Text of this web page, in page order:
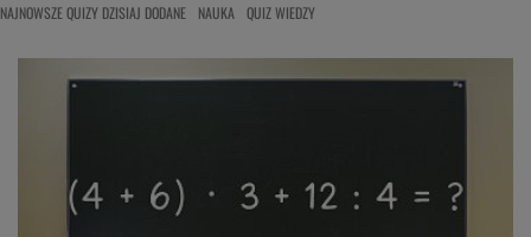
NAJNOWSZE QUIZY DZISIAJ DODANE NAUKA QUIZ WIEDZY